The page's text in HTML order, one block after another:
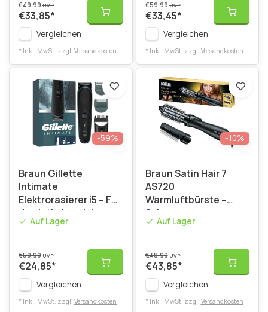
€49,99UVP
€33,85*
Vergleichen
* Inkl. MwSt. zzgl. Versandkosten
€59,99UVP
€33,45*
Vergleichen
* Inkl. MwSt. zzgl. Versandkosten
-59%
Braun Gillette
Intimate
Elektrorasierer i5 – Für
den Intimbereich –
Schwarz
Auf Lager
€59,99UVP
€24,85*
Vergleichen
* Inkl. MwSt. zzgl. Versandkosten
-10%
Braun Satin Hair 7
AS720
Warmluftbürste –
Schwarz
Auf Lager
€48,99UVP
€43,85*
Vergleichen
* Inkl. MwSt. zzgl. Versandkosten